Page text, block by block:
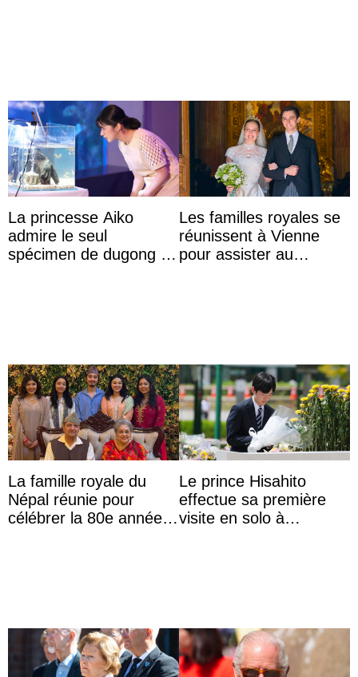
La princesse Aiko
admire le seul
spécimen de dugong en
Les familles royales se
réunissent à Vienne
pour assister au
La famille royale du
Népal réunie pour
célébrer la 80e année
Le prince Hisahito
effectue sa première
visite en solo à